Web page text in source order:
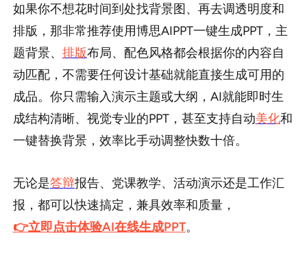
如果你不想花时间到处找背景图、再去调透明度和
排版，那非常推荐使用博思AIPPT一键生成PPT，主
题背景、 排版布局、配色风格都会根据你的内容自
动匹配，不需要任何设计基础就能直接生成可用的
成品。你只需输入演示主题或大纲，AI就能即时生
成结构清晰、视觉专业的PPT，甚至支持自动美化和
一键替换背景，效率比手动调整快数十倍。
无论是答辩报告、党课教学、活动演示还是工作汇
报，都可以快速搞定，兼具效率和质量，
👉立即点击体验AI在线生成PPT。